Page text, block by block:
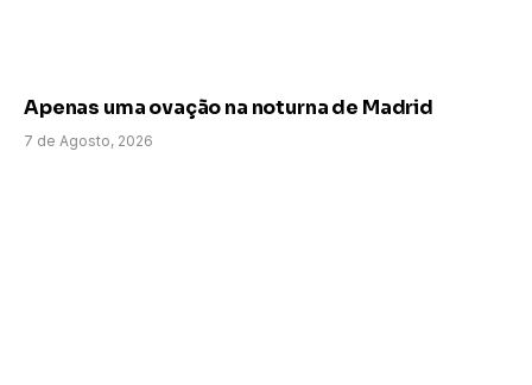
Apenas uma ovação na noturna de Madrid
7 de Agosto, 2026